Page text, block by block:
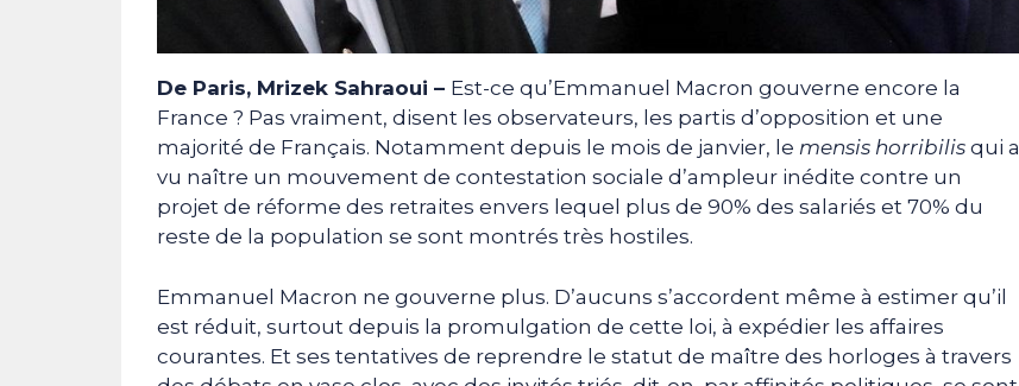
De Paris, Mrizek Sahraoui – Est-ce qu’Emmanuel Macron gouverne encore la
France ? Pas vraiment, disent les observateurs, les partis d’opposition et une
majorité de Français. Notamment depuis le mois de janvier, le mensis horribilis qui a
vu naître un mouvement de contestation sociale d’ampleur inédite contre un
projet de réforme des retraites envers lequel plus de 90% des salariés et 70% du
reste de la population se sont montrés très hostiles.
Emmanuel Macron ne gouverne plus. D’aucuns s’accordent même à estimer qu’il
est réduit, surtout depuis la promulgation de cette loi, à expédier les affaires
courantes. Et ses tentatives de reprendre le statut de maître des horloges à travers